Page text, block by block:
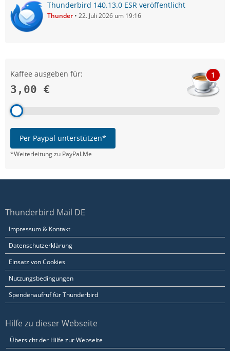
Thunderbird 140.13.0 ESR veröffentlicht
Thunder 22. Juli 2026 um 19:16
Kaffee ausgeben für:
3,00 €
1
Per Paypal unterstützen*
*Weiterleitung zu PayPal.Me
Thunderbird Mail DE
Impressum & Kontakt
Datenschutzerklärung
Einsatz von Cookies
Nutzungsbedingungen
Spendenaufruf für Thunderbird
Hilfe zu dieser Webseite
Übersicht der Hilfe zur Webseite